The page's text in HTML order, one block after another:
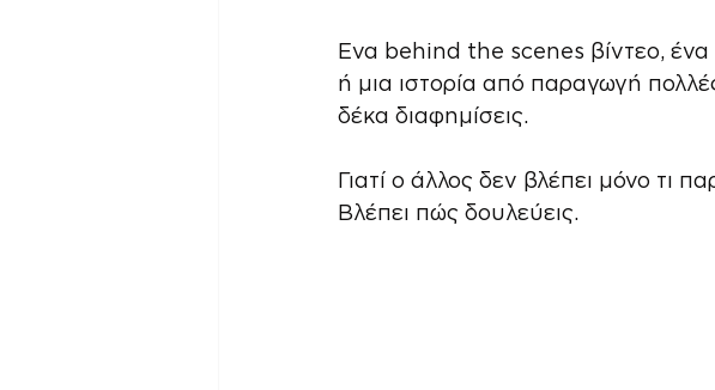
Ενα behind the scenes βίντεο,
ή μια ιστορία από παραγωγή
δέκα διαφημίσεις.
Γιατί ο άλλος δεν βλέπει μόνο τι
Βλέπει πώς δουλεύεις.